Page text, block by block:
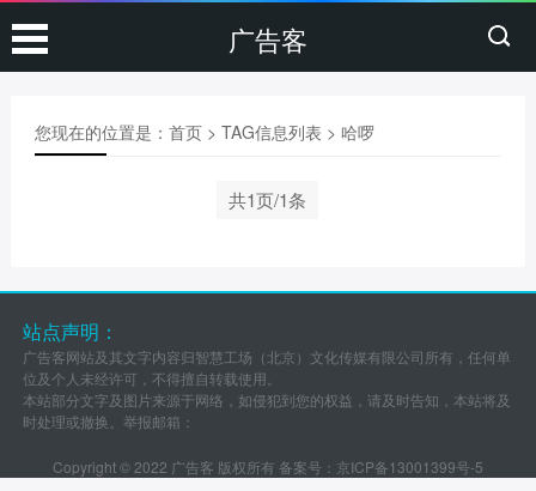
广告客
您现在的位置是： 首页> TAG信息列表 > 哈啰
共1页/1条
站点声明：
广告客网站及其文字内容归智慧工场（北京）文化传媒有限公司所有，任何单
位及个人未经许可，不得擅自转载使用。
本站部分文字及图片来源于网络，如侵犯到您的权益，请及时告知，本站将及
时处理或撤换。举报邮箱：
Copyright © 2022 广告客 版权所有 备案号： 京ICP备13001399号-5